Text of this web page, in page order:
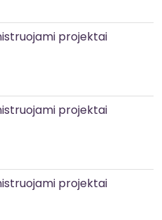
projektai
projektai
projektai